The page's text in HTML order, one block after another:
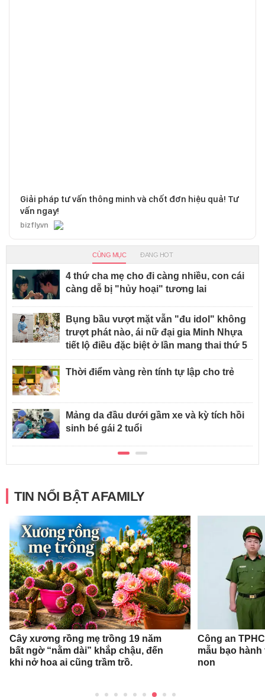
Giải pháp tư vấn thông minh và chốt đơn hiệu quả! Tư
vấn ngay!
bizfly.vn
CÙNG MỤC ĐANG HOT
4 thứ cha mẹ cho đi càng nhiều, con cái
càng dễ bị "hủy hoại" tương lai
Bụng bầu vượt mặt vẫn "đu idol" không
trượt phát nào, ái nữ đại gia Minh Nhựa
tiết lộ điều đặc biệt ở lần mang thai thứ 5
Thời điểm vàng rèn tính tự lập cho trẻ
Mảng da đầu dưới gầm xe và kỳ tích hồi
sinh bé gái 2 tuổi
TIN NỔI BẬT AFAMILY
Cây xương rồng mẹ trồng 19 năm
bất ngờ “nằm dài” khắp chậu, đến
khi nở hoa ai cũng trầm trồ.
Công an
mẫu bạo
non